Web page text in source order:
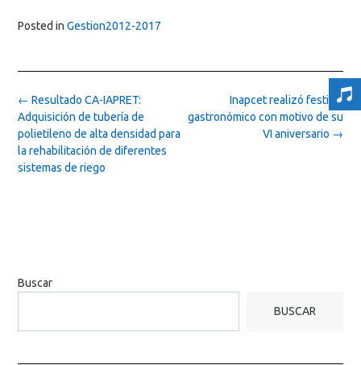
Posted in Gestion2012-2017
Post
navigation
Inapcet realizó festival
gastronómico con motivo de su
VI aniversario →
← Resultado CA-IAPRET:
Adquisición de tubería de
polietileno de alta densidad para
la rehabilitación de diferentes
sistemas de riego
Buscar
BUSCAR